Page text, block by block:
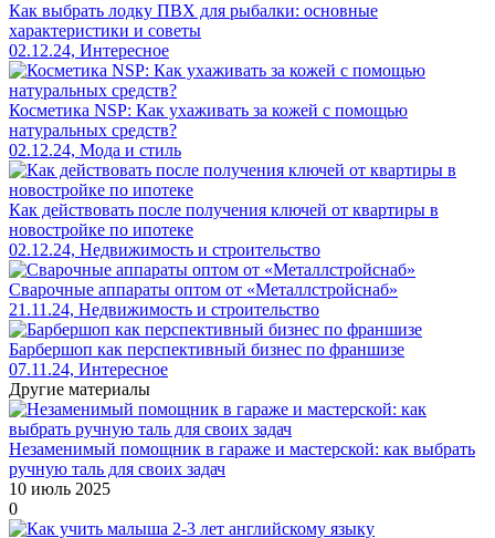
Как выбрать лодку ПВХ для рыбалки: основные
характеристики и советы
02.12.24, Интересное
Косметика NSP: Как ухаживать за кожей с помощью
натуральных средств?
02.12.24, Мода и стиль
Как действовать после получения ключей от квартиры в
новостройке по ипотеке
02.12.24, Недвижимость и строительство
Сварочные аппараты оптом от «Металлcтройcнаб»
21.11.24, Недвижимость и строительство
Барбершоп как перспективный бизнес по франшизе
07.11.24, Интересное
Другие материалы
Незаменимый помощник в гараже и мастерской: как выбрать
ручную таль для своих задач
10 июль 2025
0